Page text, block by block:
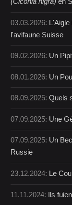
03.03.2026: L'Aigle
l'avifaune Suisse
09.02.2026: Un
08.01.2026: Un
08.09.2025:Quels
07.09.2025: Une
07.09.2025: Un
Russie
23.12.2024: Le
11.11.2024: Ils